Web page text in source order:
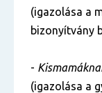
(igazolása a
bizonyítvány
-
(igazolása a